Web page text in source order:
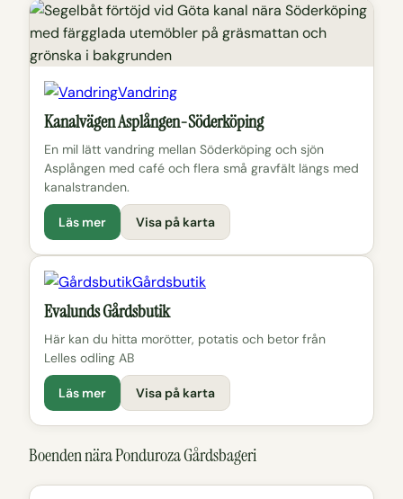
Vandring
Kanalvägen Asplången-Söderköping
En mil lätt vandring mellan Söderköping och sjön
Asplången med café och flera små gravfält längs med
kanalstranden.
Läs mer Visa på karta
Gårdsbutik
Evalunds Gårdsbutik
Här kan du hitta morötter, potatis och betor från
Lelles odling AB
Läs mer Visa på karta
Boenden nära Ponduroza Gårdsbageri